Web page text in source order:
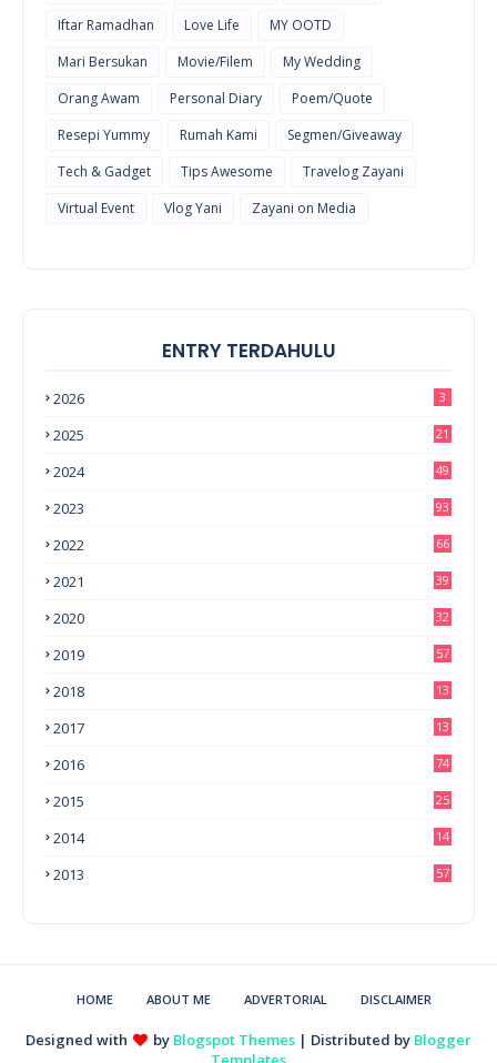
Iftar Ramadhan
Love Life
MY OOTD
Mari Bersukan
Movie/Filem
My Wedding
Orang Awam
Personal Diary
Poem/Quote
Resepi Yummy
Rumah Kami
Segmen/Giveaway
Tech & Gadget
Tips Awesome
Travelog Zayani
Virtual Event
Vlog Yani Zayani on Media
ENTRY TERDAHULU
2026 3
2025 21
2024 49
2023 93
2022 66
2021 39
2020 32
2019 57
2018
13
2017
13
2016 74
2015 25
2014
14
2013 57
HOME ABOUT ME ADVERTORIAL DISCLAIMER
Designed with by Blogspot Themes | Distributed by Blogger